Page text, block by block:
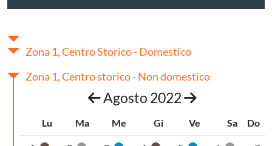
Zona 1, Centro Storico - Domestico
Zona 1, Centro storico - Non domestico
Agosto 2022
Lu Ma Me Gi Ve Sa Do